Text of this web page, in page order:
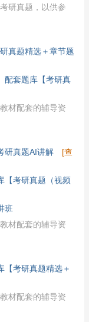
研真题，以供参
真题精选＋章节题
配套题库【考研真
材配套的辅导资
研真题AI讲解
[查
【考研真题（视频
班
材配套的辅导资
【考研真题精选＋
材配套的辅导资